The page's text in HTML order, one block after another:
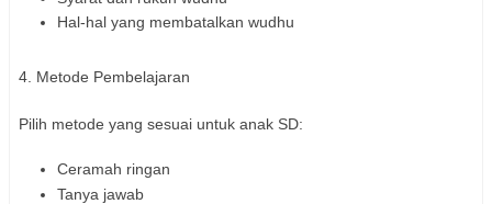
Hal-hal yang membatalkan wudhu
4. Metode Pembelajaran
Pilih metode yang sesuai untuk anak SD:
Ceramah ringan
Tanya jawab